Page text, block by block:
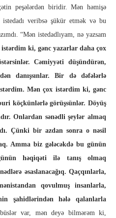
peşələrdən biridir. Mən həmişə
veribsə şükür etmək və bu
“Mən istedadlıyam, nə yazsam
istərdim ki, gənc yazarlar daha çox
Cəmiyyəti düşündürən,
danışsınlar. Bir də dəfələrlə
Mən çox istərdim ki, gənc
köçkünlərlə görüşsünlər. Döyüş
Onlardan sənədli şeylər almaq
Çünki bir azdan sonra o nəsil
Amma biz gələcəkdə bu günün
həqiqəti ilə tanış olmaq
əsaslanacağıq. Qaçqınlarla,
qovulmuş insanlarla,
şahidlərindən hələ qalanlarla
var, mən deyə bilmərəm ki,